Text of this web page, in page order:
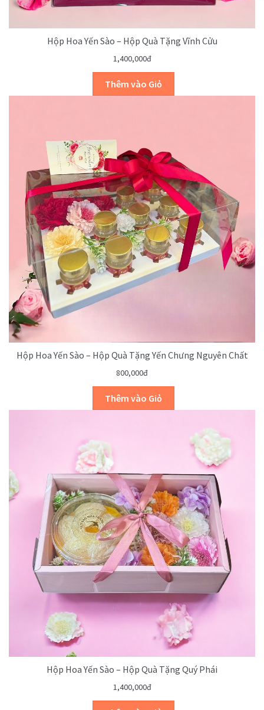
Hộp Hoa Yến Sào – Hộp Quà Tặng Vĩnh Cửu
1,400,000đ
Hộp Hoa Yến Sào – Hộp Quà Tặng Yến Chưng Nguyên Chất
800,000đ
Hộp Hoa Yến Sào – Hộp Quà Tặng Quý Phái
1,400,000đ